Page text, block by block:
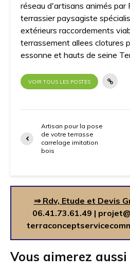
réseau d'artisans animés par
terrassier paysagiste
extérieurs raccordements
terrassement allees clotures
essonne et hauts de seine
VOIR TOUS LES POSTES
Artisan pour la pose
de votre terrasse
carrelage imitation
bois
⇒ Rdv, Etude et Devis
06.41.73.61.49 |
Vous aimerez aussi